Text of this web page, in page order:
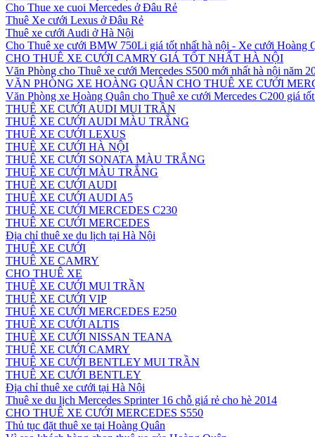
Cho Thue xe cuoi Mercedes ở Đâu Rẻ
Thuê Xe cưới Lexus ở Đâu Rẻ
Thuê xe cưới Audi ở Hà Nội
Cho Thuê xe cưới BMW 750Li giá tốt nhất hà nội - Xe cưới Hoàng
CHO THUÊ XE CƯỚI CAMRY GIÁ TỐT NHẤT HÀ NỘI
Văn Phòng cho Thuê xe cưới Mercedes S500 mới nhất hà nội năm
VĂN PHÒNG XE HOÀNG QUÂN CHO THUÊ XE CƯỚI
Văn Phòng xe Hoàng Quân cho Thuê xe cưới Mercedes C200 giá
THUÊ XE CƯỚI AUDI MUI TRẦN
THUÊ XE CƯỚI AUDI MÀU TRẮNG
THUÊ XE CƯỚI LEXUS
THUÊ XE CƯỚI HÀ NỘI
THUÊ XE CƯỚI SONATA MÀU TRẮNG
THUÊ XE CƯỚI MÀU TRẮNG
THUÊ XE CƯỚI AUDI
THUÊ XE CƯỚI AUDI A5
THUÊ XE CƯỚI MERCEDES C230
THUÊ XE CƯỚI MERCEDES
Địa chỉ thuê xe du lịch tại Hà Nội
THUÊ XE CƯỚI
THUÊ XE CAMRY
CHO THUÊ XE
THUÊ XE CƯỚI MUI TRẦN
THUÊ XE CƯỚI VIP
THUÊ XE CƯỚI MERCEDES E250
THUÊ XE CƯỚI ALTIS
THUÊ XE CƯỚI NISSAN TEANA
THUÊ XE CƯỚI CAMRY
THUÊ XE CƯỚI BENTLEY MUI TRẦN
THUÊ XE CƯỚI BENTLEY
Địa chỉ thuê xe cưới tại Hà Nội
Thuê xe du lịch Mercedes Sprinter 16 chỗ giá rẻ cho hè 2014
CHO THUÊ XE CƯỚI MERCEDES S550
Thủ tục đặt thuê xe tại Hoàng Quân